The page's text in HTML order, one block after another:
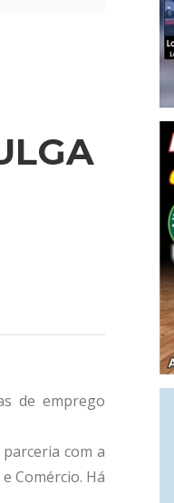
de emprego
com a
Comércio. Há